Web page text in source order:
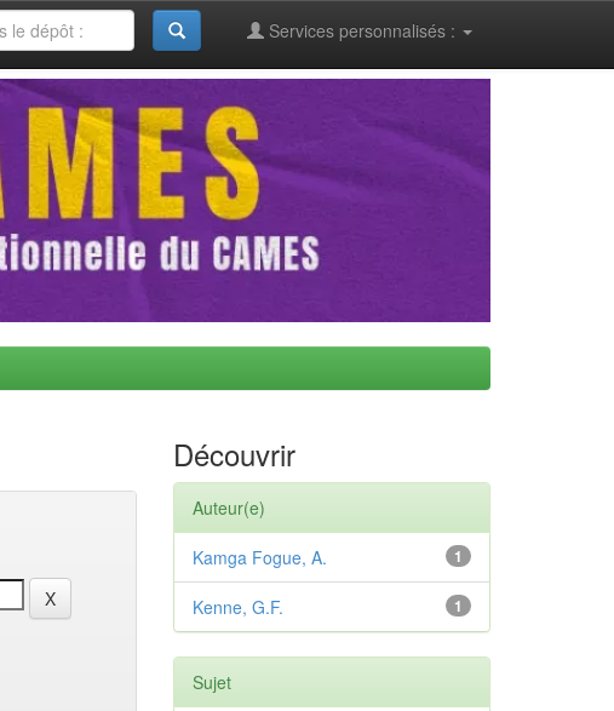
Services personnalisés :
Découvrir
Auteur(e)
1
Kamga Fogue, A.
1
Kenne, G.F.
Sujet